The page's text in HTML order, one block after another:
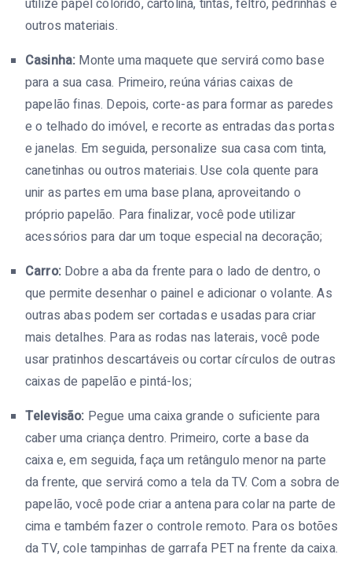
utilize papel colorido, cartolina, tintas, feltro, pedrinhas e
outros materiais.
Casinha: Monte uma maquete que servirá como base
para a sua casa. Primeiro, reúna várias caixas de
papelão finas. Depois, corte-as para formar as paredes
e o telhado do imóvel, e recorte as entradas das portas
e janelas. Em seguida, personalize sua casa com tinta,
canetinhas ou outros materiais. Use cola quente para
unir as partes em uma base plana, aproveitando o
próprio papelão. Para finalizar, você pode utilizar
acessórios para dar um toque especial na decoração;
Carro: Dobre a aba da frente para o lado de dentro, o
que permite desenhar o painel e adicionar o volante. As
outras abas podem ser cortadas e usadas para criar
mais detalhes. Para as rodas nas laterais, você pode
usar pratinhos descartáveis ou cortar círculos de outras
caixas de papelão e pintá-los;
Televisão: Pegue uma caixa grande o suficiente para
caber uma criança dentro. Primeiro, corte a base da
caixa e, em seguida, faça um retângulo menor na parte
da frente, que servirá como a tela da TV. Com a sobra de
papelão, você pode criar a antena para colar na parte de
cima e também fazer o controle remoto. Para os botões
da TV, cole tampinhas de garrafa PET na frente da caixa.